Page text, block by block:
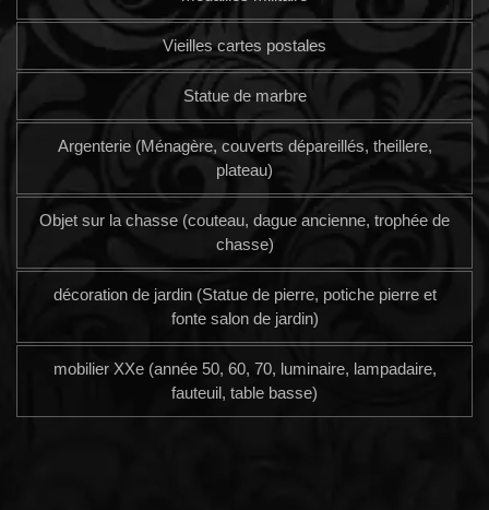
Vieilles cartes postales
Statue de marbre
Argenterie (Ménagère, couverts dépareillés, theillere,
plateau)
Objet sur la chasse (couteau, dague ancienne, trophée de
chasse)
décoration de jardin (Statue de pierre, potiche pierre et
fonte salon de jardin)
mobilier XXe (année 50, 60, 70, luminaire, lampadaire,
fauteuil, table basse)